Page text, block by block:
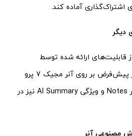
اشتراک‌گذاری آماده کند.
دیگر
قابلیت‌های ارائه شده توسط
MagicOS 9 است که به‌طور پیش‌فرض بر روی آنر مجیک 7 پرو
نصب شده است. برنامه آنر Notes و ویژگی AI Summary نیز در
مصنوعی آنر